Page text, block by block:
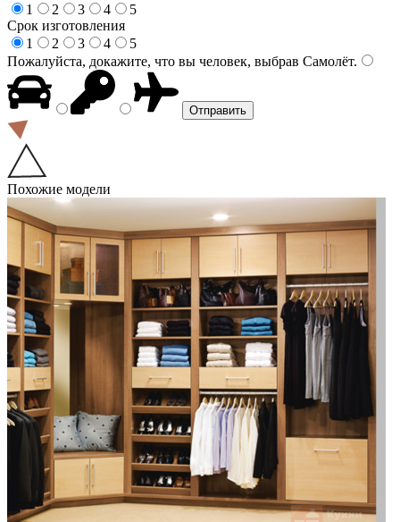
1
2 3 4
5
Срок изготовления
1
2 3 4
5
Пожалуйста, докажите, что вы человек, выбрав Самолёт.
Похожие модели